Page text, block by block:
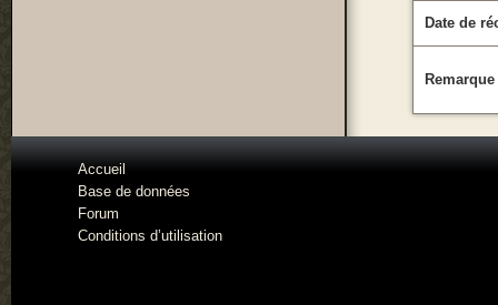
Date de
Remarque
Accueil
Base de données
Forum
Conditions d’utilisation